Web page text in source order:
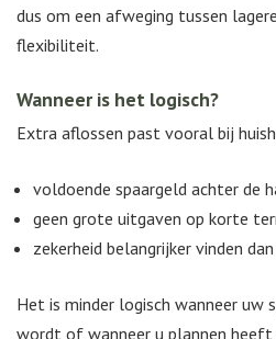
dus om een afweging tussen
flexibiliteit.
Wanneer is het logisch?
Extra aflossen past vooral bij
voldoende spaargeld achter de
geen grote uitgaven op korte
zekerheid belangrijker vinden
Het is minder logisch wanneer uw
wordt of wanneer u plannen heeft